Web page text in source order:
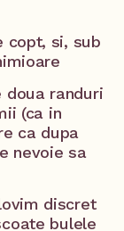
copt, si, sub
doua randuri
(ca in
ca dupa
nevoie sa
discret
bulele